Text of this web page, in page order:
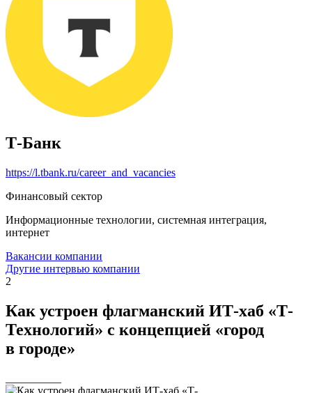
Т-Банк
https://l.tbank.ru/career_and_vacancies
Финансовый сектор
Информационные технологии, системная интеграция,
интернет
Вакансии компании
Другие интервью компании
2
Как устроен флагманский ИТ-хаб «Т-
Технологий» с концепцией «город
в городе»